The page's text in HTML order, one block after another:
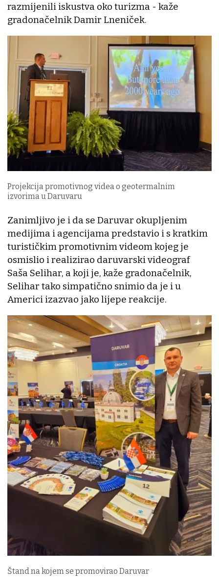
razmijenili iskustva oko turizma - kaže
gradonačelnik Damir Lneniček.
Projekcija promotivnog videa o geotermalnim
izvorima u Daruvaru
Zanimljivo je i da se Daruvar okupljenim
medijima i agencijama predstavio i s kratkim
turističkim promotivnim videom kojeg je
osmislio i realizirao daruvarski videograf
Saša Selihar, a koji je, kaže gradonačelnik,
Selihar tako simpatično snimio da je i u
Americi izazvao jako lijepe reakcije.
Štand na kojem se promovirao Daruvar